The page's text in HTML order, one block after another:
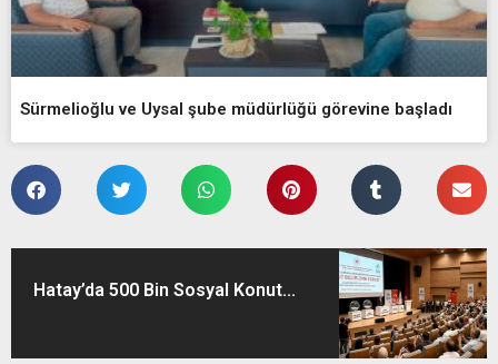
Sürmelioğlu ve Uysal şube müdürlüğü görevine başladı
Hatay’da 500 Bin Sosyal Konut...